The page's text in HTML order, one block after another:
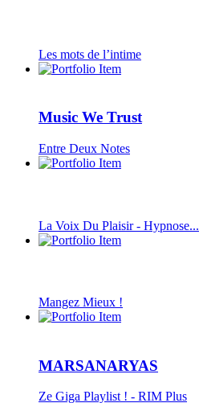
Les mots de l’intime
Music We Trust
Entre Deux Notes
La Voix Du Plaisir - Hypnose...
Mangez Mieux !
MARSANARYAS
Ze Giga Playlist ! - RIM Plus